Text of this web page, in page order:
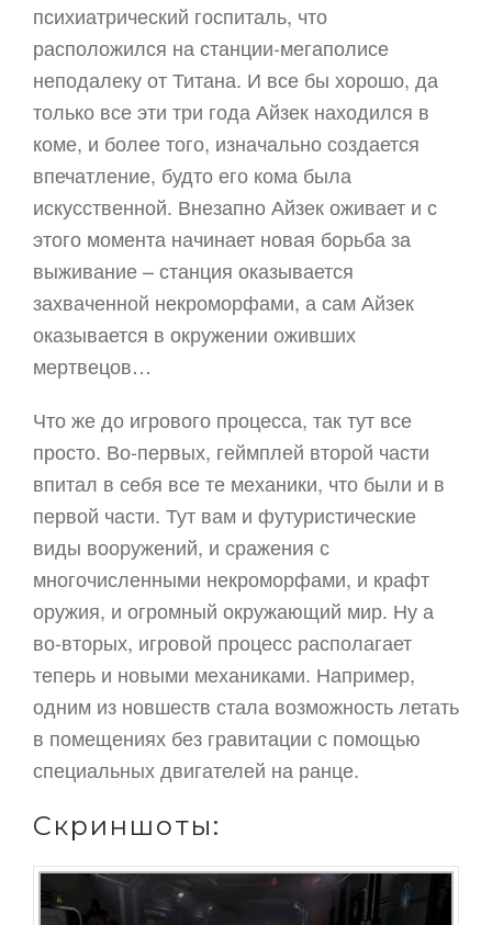
психиатрический госпиталь, что
расположился на станции-мегаполисе
неподалеку от Титана. И все бы хорошо, да
только все эти три года Айзек находился в
коме, и более того, изначально создается
впечатление, будто его кома была
искусственной. Внезапно Айзек оживает и с
этого момента начинает новая борьба за
выживание – станция оказывается
захваченной некроморфами, а сам Айзек
оказывается в окружении оживших
мертвецов…
Что же до игрового процесса, так тут все
просто. Во-первых, геймплей второй части
впитал в себя все те механики, что были и в
первой части. Тут вам и футуристические
виды вооружений, и сражения с
многочисленными некроморфами, и крафт
оружия, и огромный окружающий мир. Ну а
во-вторых, игровой процесс располагает
теперь и новыми механиками. Например,
одним из новшеств стала возможность летать
в помещениях без гравитации с помощью
специальных двигателей на ранце.
Скриншоты: